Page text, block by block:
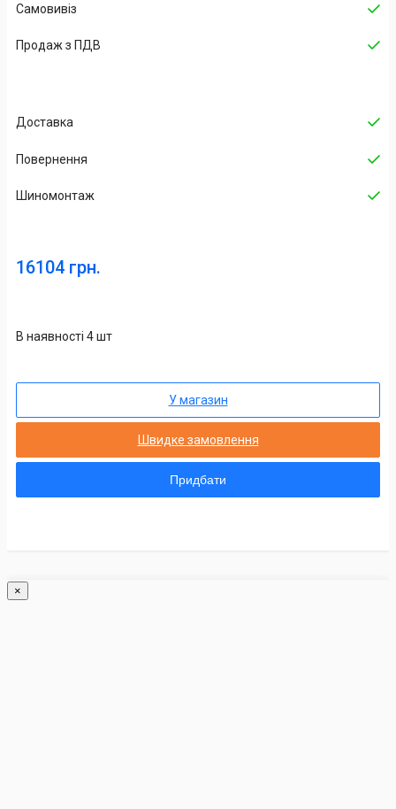
Самовивіз
Продаж з ПДВ
Доставка
Повернення
Шиномонтаж
16104 грн.
В наявності 4 шт
У магазин
Швидке замовлення
Придбати
×